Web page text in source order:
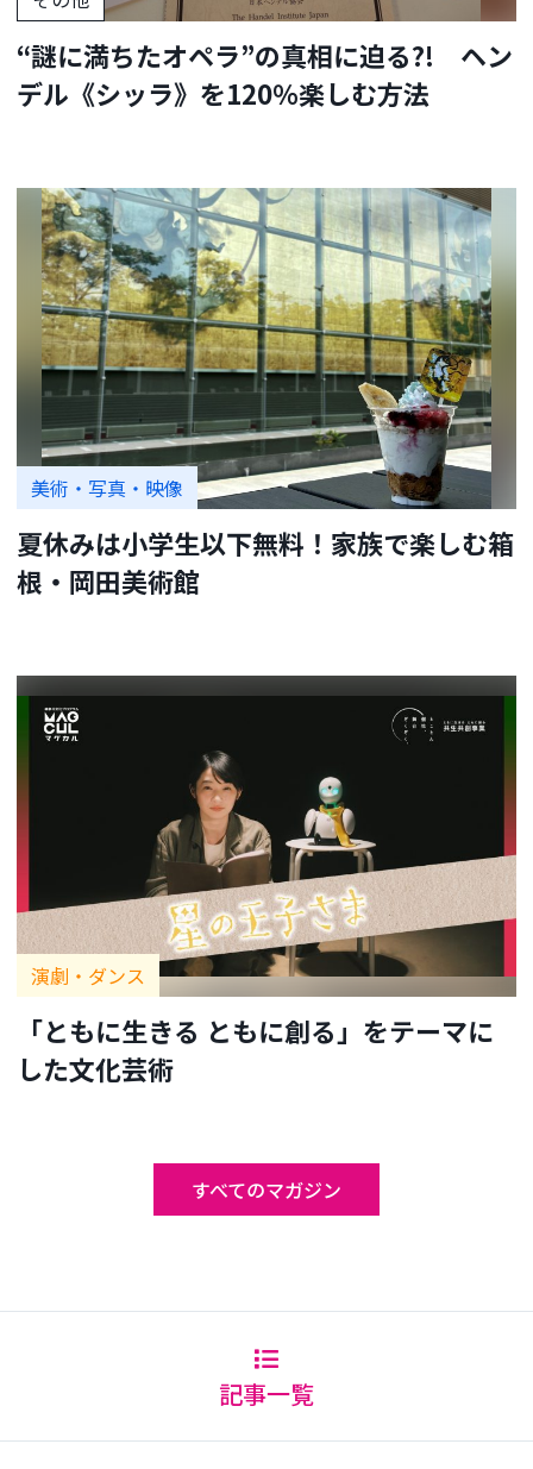
“謎に満ちたオペラ”の真相に迫る?! ヘン
デル《シッラ》を120％楽しむ方法
美術・写真・映像
夏休みは小学生以下無料！家族で楽しむ箱
根・岡田美術館
演劇・ダンス
「ともに生きる ともに創る」をテーマに
した文化芸術
すべてのマガジン
記事一覧